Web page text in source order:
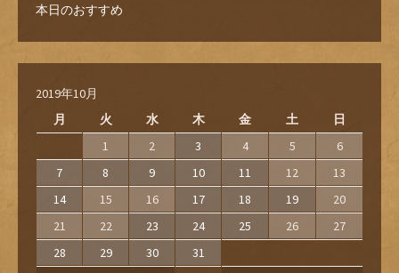
本日のおすすめ
2019年10月
月
火 水 木 金 土 日
1 2 3 4 5
6
7
8 9 10 11 12
13
14
15 16 17 18 19
20
21
22 23 24 25 26
27
28
29 30 31